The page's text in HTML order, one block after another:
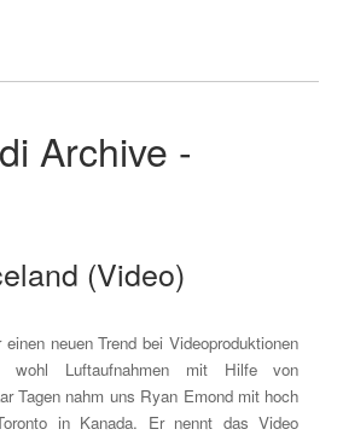
Archive -
(Video)
neuen Trend bei Videoproduktionen
Luftaufnahmen mit Hilfe von
Tagen nahm uns Ryan Emond mit hoch
in Kanada. Er nennt das Video